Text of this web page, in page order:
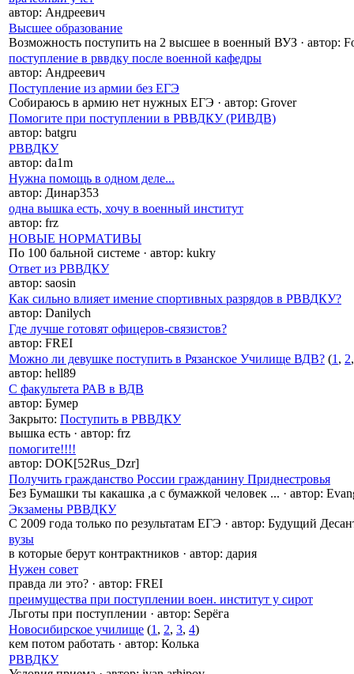
автор: Андреевич
Высшее образование
Возможность поступить на 2 высшее в военный ВУЗ · автор:
поступление в рввдку после военной кафедры
автор: Андреевич
Поступление из армии без ЕГЭ
Собираюсь в армию нет нужных ЕГЭ · автор: Grover
Помогите при поступлении в РВВДКУ (РИВДВ)
автор: batgru
РВВДКУ
автор: da1m
Нужна помощь в одном деле...
автор: Динар353
одна вышка есть, хочу в военный институт
автор: frz
НОВЫЕ НОРМАТИВЫ
По 100 бальной системе · автор: kukry
Ответ из РВВДКУ
автор: saosin
Как сильно влияет имение спортивных разрядов в РВВДКУ?
автор: Danilych
Где лучше готовят офицеров-связистов?
автор: FREI
Можно ли девушке поступить в Рязанское Училище ВДВ? (1 , 2
автор: hell89
С факультета РАВ в ВДВ
автор: Бумер
Закрыто: Поступить в РВВДКУ
вышка есть · автор: frz
помогите!!!!
автор: DOK[52Rus_Dzr]
Получить гражданство России гражданину Приднестровья
Без Бумашки ты какашка ,а с бумажкой человек ... · автор:
Экзамены РВВДКУ
С 2009 года только по результатам ЕГЭ · автор: Будущий
вузы
в которые берут контрактников · автор: дария
Нужен совет
правда ли это? · автор: FREI
преимущества при поступлении воен. институт у сирот
Льготы при поступлении · автор: Sерёга
Новосибирское училище (1 , 2, 3, 4)
кем потом работать · автор: Колька
РВВДКУ